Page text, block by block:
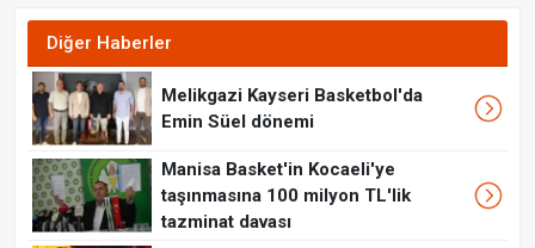
Diğer Haberler
Melikgazi Kayseri Basketbol'da
Emin Süel dönemi
Manisa Basket'in Kocaeli'ye
taşınmasına 100 milyon TL'lik
tazminat davası